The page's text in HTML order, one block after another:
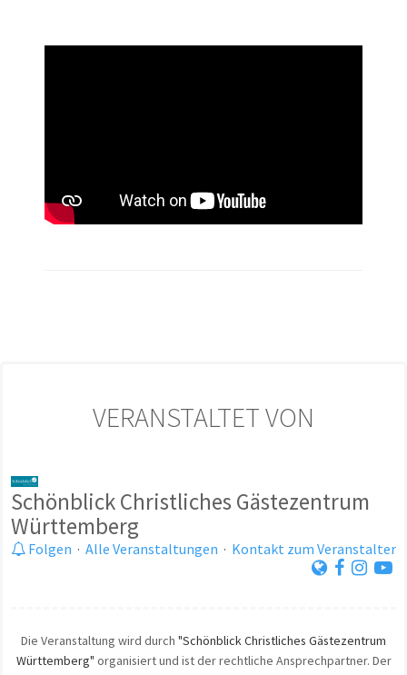
VERANSTALTET VON
Schönblick Christliches Gästezentrum
Württemberg
Folgen · Alle Veranstaltungen · Kontakt zum Veranstalter
Die Veranstaltung wird durch "Schönblick Christliches Gästezentrum
Württemberg" organisiert und ist der rechtliche Ansprechpartner. Der